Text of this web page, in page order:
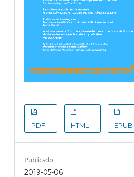
PDF HTML EPUB
Publicado
2019-05-06